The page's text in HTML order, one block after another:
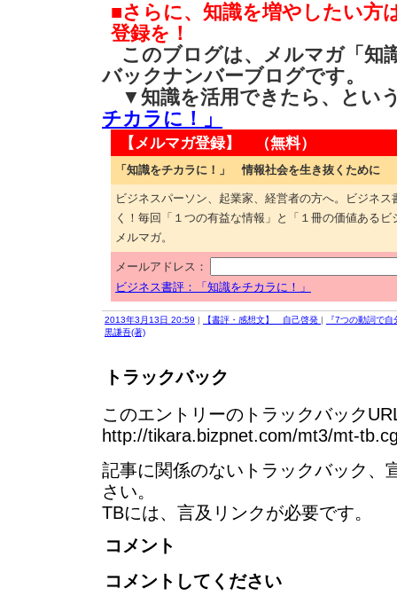
■さらに、知識を増やしたい方
登録を！
このブログは、メルマガ「知
バックナンバーブログです。
▼知識を活用できたら、と
チカラに！」
【メルマガ登録】 （無料）
「知識をチカラに！」 情報社会を生き抜くために
ビジネスパーソン、起業家、経営者の方へ。ビジネ
く！毎回「１つの有益な情報」と「１冊の価値ある
メルマガ。
メールアドレス：
ビジネス書評：「知識をチカラに！」
2013年3月13日 20:59 | 【書評・感想文】 自己啓発 |
『7つの動詞で
黒謙吾(著)
トラックバック
このエントリーのトラックバック
http://tikara.bizpnet.com/mt3/mt-
記事に関係のないトラックバック、
さい。
TBには、言及リンクが必要です。
コメント
コメントしてください